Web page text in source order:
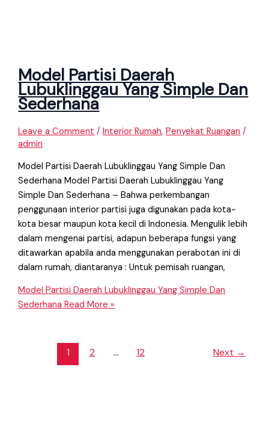
Model Partisi Daerah
Lubuklinggau Yang Simple Dan
Sederhana
Leave a Comment /Interior Rumah,Penyekat Ruangan /
admin
Model Partisi Daerah Lubuklinggau Yang Simple Dan
Sederhana Model Partisi Daerah Lubuklinggau Yang
Simple Dan Sederhana – Bahwa perkembangan
penggunaan interior partisi juga digunakan pada kota-
kota besar maupun kota kecil di Indonesia. Mengulik lebih
dalam mengenai partisi, adapun beberapa fungsi yang
ditawarkan apabila anda menggunakan perabotan ini di
dalam rumah, diantaranya : Untuk pemisah ruangan,
Model Partisi Daerah Lubuklinggau Yang Simple Dan
Sederhana Read More »
1 2 … 12 Next →